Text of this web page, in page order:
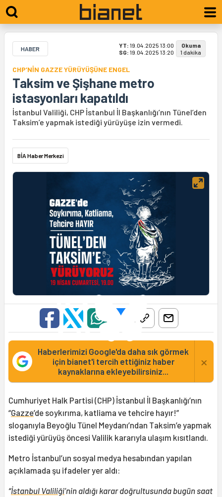
HABER YT: 19.04.2025 13:00
SG: 19.04.2025 13:20
Okuma
1 dakika
CHP’NİN GAZZE YÜRÜYÜŞÜNE ENGEL
Taksim ve Şişhane metro
istasyonları kapatıldı
İstanbul Valiliği, CHP İstanbul İl Başkanlığı’nın Tünel’den
Taksim’e yapmak istediği yürüyüşe izin vermedi.
BİA Haber Merkezi
Haberlerimizi Google'da daha sık görmek
için bianet'i tercih ettiğiniz haber
kaynaklarına ekleyebilirsiniz...
×
Cumhuriyet Halk Partisi (CHP) İstanbul İl Başkanlığı’nın
“Gazze’de soykırıma, katliama ve tehcire hayır!”
sloganıyla Beyoğlu Tünel Meydanı’ndan Taksim’e yapmak
istediği yürüyüş öncesi Valilik kararıyla ulaşım kısıtlandı.
Metro İstanbul’un sosyal medya hesabından yapılan
açıklamada şu ifadeler yer aldı:
“İstanbul Valiliği’nin aldığı karar doğrultusunda bugün saat